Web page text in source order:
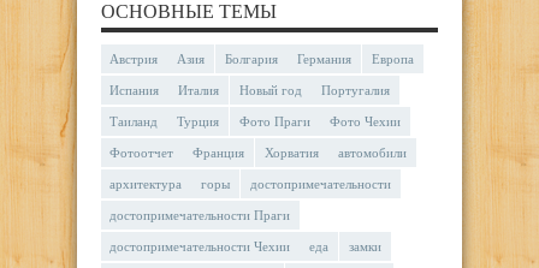
ОСНОВНЫЕ ТЕМЫ
Австрия Азия Болгария Германия Европа
Испания Италия Новый год Португалия
Таиланд Турция Фото Праги Фото Чехии
Фотоотчет Франция Хорватия автомобили
архитектура горы достопримечательности
достопримечательности Праги
достопримечательности Чехии еда замки